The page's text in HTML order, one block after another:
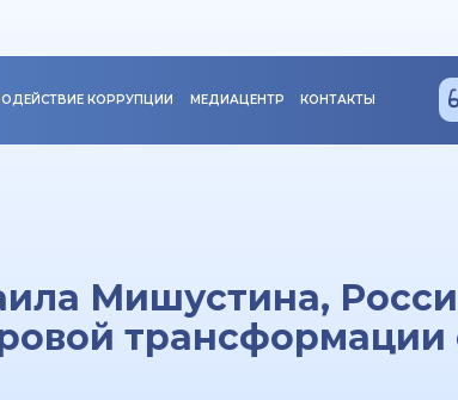
КОРРУПЦИИ МЕДИАЦЕНТР КОНТАКТЫ
Мишустина,
трансформации